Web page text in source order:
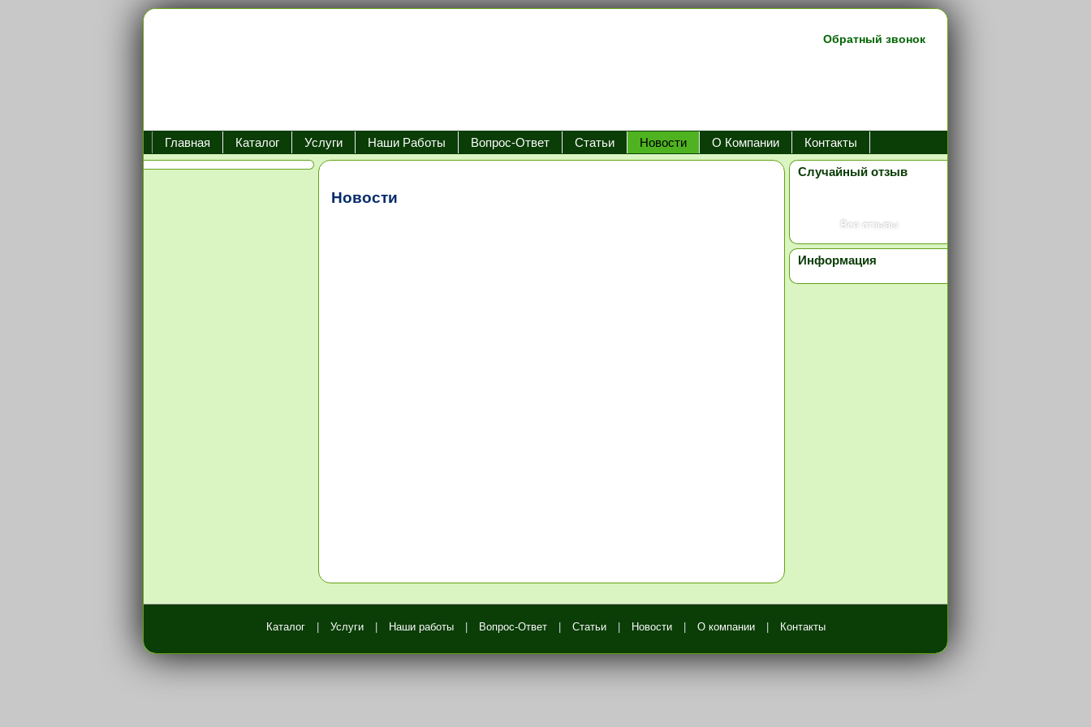
Обратный звонок
Главная Каталог Услуги Наши Работы Вопрос-Ответ Статьи Новости О Компании Контакты
Новости
Случайный отзыв
Все отзывы
Информация
Каталог Услуги Наши работы Вопрос-Ответ Статьи Новости О компании Контакты